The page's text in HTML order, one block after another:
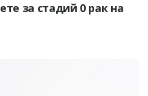
за стадий 0 рак на